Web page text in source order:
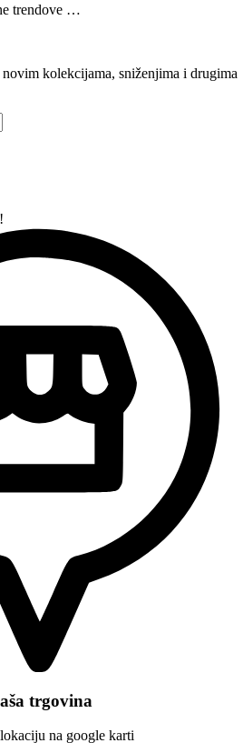
trendove …
kolekcijama, sniženjima i drugima
trgovina
na google karti